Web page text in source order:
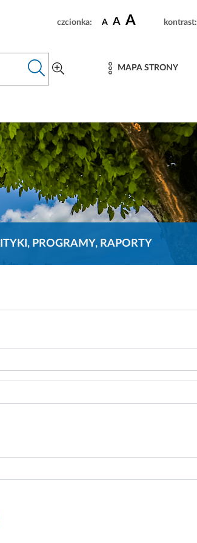
czcionka: A A A kontrast:
MAPA STRONY
PROGRAMY, RAPORTY